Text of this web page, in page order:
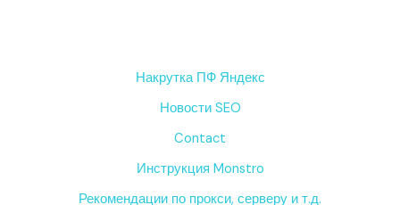
Накрутка ПФ Яндекс
Новости SEO
Contact
Инструкция Monstro
Рекомендации по прокси, серверу и т.д.